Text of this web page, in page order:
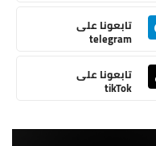
تابعونا على
telegram
تابعونا على
tikTok